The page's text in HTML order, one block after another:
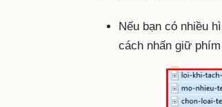
Nếu bạn có nhiều
cách nhấn giữ phím